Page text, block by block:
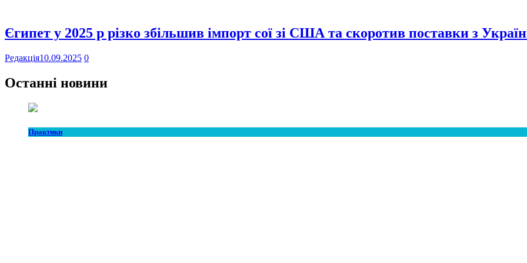
Єгипет у 2025 р різко збільшив імпорт сої зі США та скоротив поставки з
Редакція10.09.2025 0
Останні новини
Практики